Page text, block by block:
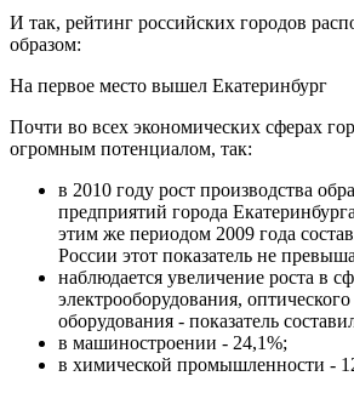
И так, рейтинг российских городов
образом:
На первое место вышел Екатеринбург
Почти во всех экономических сферах
огромным потенциалом, так:
в 2010 году рост производства
предприятий города
этим же периодом 2009 года
России этот показатель не
наблюдается увеличение роста в
электрооборудования,
оборудования - показатель
в машиностроении - 24,1%;
в химической промышленности -